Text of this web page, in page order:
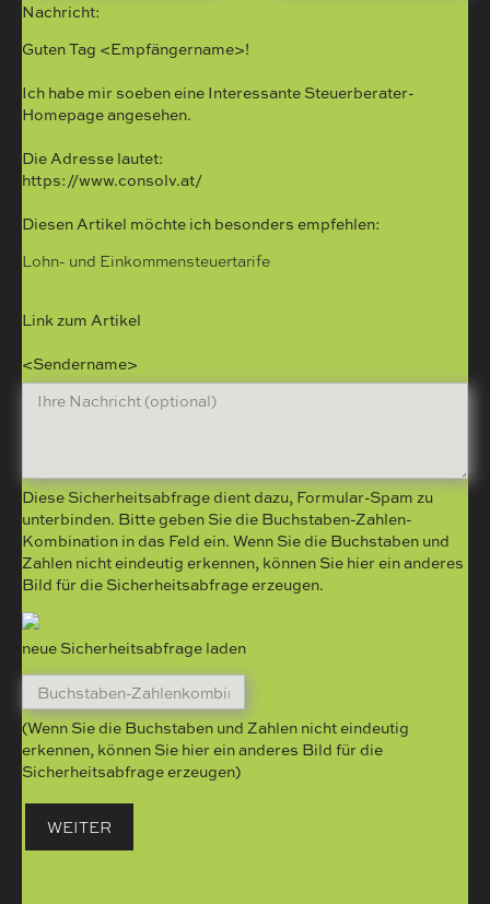
Nachricht:
Guten Tag <Empfängername>!
Ich habe mir soeben eine Interessante Steuerberater-
Homepage angesehen.
Die Adresse lautet:
https://www.consolv.at/
Diesen Artikel möchte ich besonders empfehlen:
Lohn- und Einkommensteuertarife
Link zum Artikel
<Sendername>
Diese Sicherheitsabfrage dient dazu, Formular-Spam zu
unterbinden. Bitte geben Sie die Buchstaben-Zahlen-
Kombination in das Feld ein. Wenn Sie die Buchstaben und
Zahlen nicht eindeutig erkennen, können Sie hier ein anderes
Bild für die Sicherheitsabfrage erzeugen.
neue Sicherheitsabfrage laden
(Wenn Sie die Buchstaben und Zahlen nicht eindeutig
erkennen, können Sie hier ein anderes Bild für die
Sicherheitsabfrage erzeugen)